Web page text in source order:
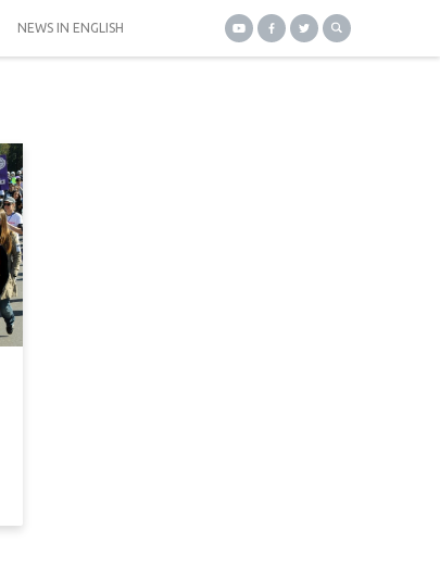
NEWS IN ENGLISH